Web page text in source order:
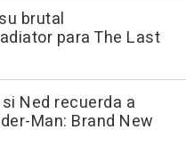
brutal
para The Last
Ned recuerda a
Man: Brand New